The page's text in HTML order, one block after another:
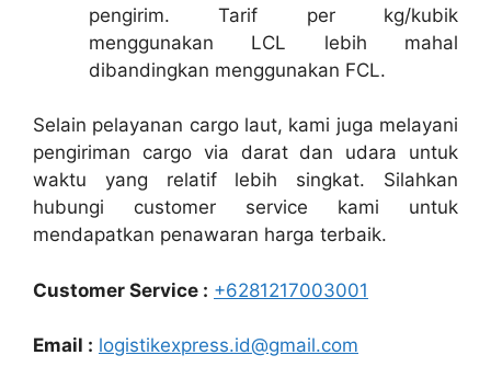
pengirim. Tarif per kg/kubik
menggunakan LCL lebih mahal
dibandingkan menggunakan FCL.
Selain pelayanan cargo laut, kami juga melayani
pengiriman cargo via darat dan udara untuk
waktu yang relatif lebih singkat. Silahkan
hubungi customer service kami untuk
mendapatkan penawaran harga terbaik.
Customer Service : +6281217003001
Email : logistikexpress.id@gmail.com